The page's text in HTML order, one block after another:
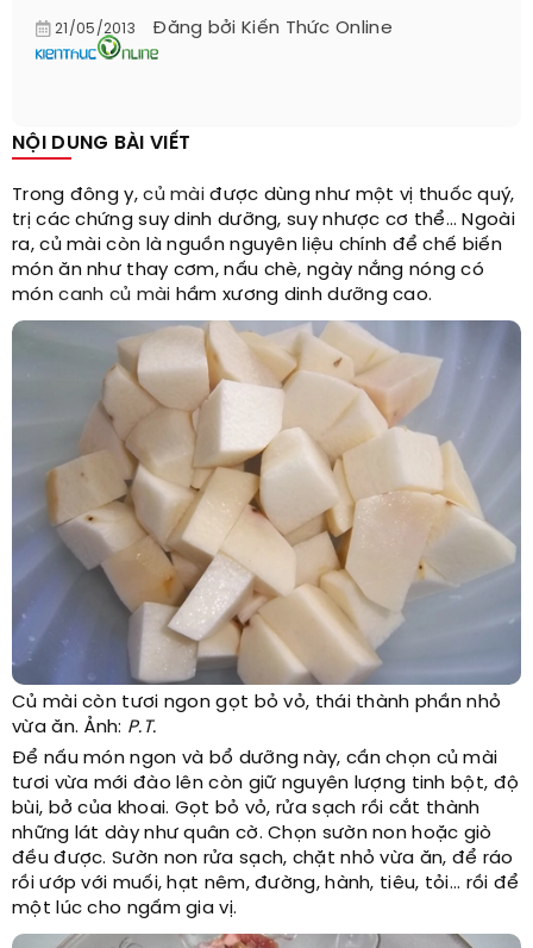
21/05/2013 Đăng bởi Kiến Thức Online
NỘI DUNG BÀI VIẾT
Trong đông y,củ mài được dùng như một vị thuốc quý,
trị các chứng suy dinh dưỡng, suy nhược cơ thể… Ngoài
ra, củ mài còn là nguồn nguyên liệu chính để chế biến
món ăn như thay cơm, nấu chè, ngày nắng nóng có
móncanh củ mài hầm xương dinh dưỡng cao.
Củ mài còn tươi ngon gọt bỏ vỏ, thái thành phần nhỏ
vừa ăn. Ảnh: P.T.
Để nấu món ngon và bổ dưỡng này, cần chọn củ mài
tươi vừa mới đào lên còn giữ nguyên lượng tinh bột, độ
bùi, bở của khoai. Gọt bỏ vỏ, rửa sạch rồi cắt thành
những lát dày như quân cờ.Chọn sườn non hoặc giò
đều được. Sườn non rửa sạch, chặt nhỏ vừa ăn, để ráo
rồi ướp với muối, hạt nêm, đường, hành, tiêu, tỏi... rồi để
một lúc cho ngấm gia vị.